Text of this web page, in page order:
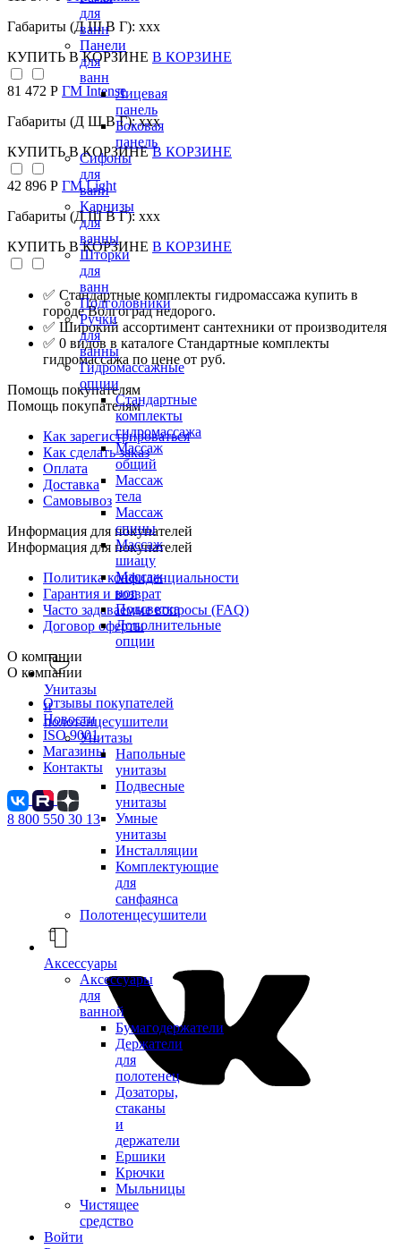
для
ванн
Панели
для
ванн
Лицевая
панель
Боковая
панель
Сифоны
для
ванн
Карнизы
для
ванны
Шторки
для
ванн
Подголовники
Ручки
для
ванны
Гидромассажные
опции
Стандартные
комплекты
гидромассажа
Массаж
общий
Массаж
тела
Массаж
спины
Массаж
шиацу
Массаж
ног
Подсветка
Дополнительные
опции
Унитазы
и
полотенцесушители
Унитазы
Напольные
унитазы
Подвесные
унитазы
Умные
унитазы
Инсталляции
Комплектующие
для
санфаянса
Полотенцесушители
Аксессуары
Аксессуары
для
ванной
Бумагодержатели
Держатели
для
полотенец
Дозаторы,
стаканы
и
держатели
Ершики
Крючки
Мыльницы
Чистящее
средство
Войти
Габариты (Д Ш В Г): xxx
КУПИТЬ В КОРЗИНЕ В КОРЗИНЕ
81 472 Р ГМ Intense
Габариты (Д Ш В Г): xxx
КУПИТЬ В КОРЗИНЕ В КОРЗИНЕ
42 896 Р ГМ Light
Габариты (Д Ш В Г): xxx
КУПИТЬ В КОРЗИНЕ В КОРЗИНЕ
✅ Стандартные комплекты гидромассажа купить в
городе Волгоград недорого.
✅ Широкий ассортимент сантехники от производителя
✅ 0 видов в каталоге Стандартные комплекты
гидромассажа по цене от руб.
Помощь покупателям
Помощь покупателям
Как зарегистрироваться
Как сделать заказ
Оплата
Доставка
Самовывоз
Информация для покупателей
Информация для покупателей
Политика конфиденциальности
Гарантия и возврат
Часто задаваемые вопросы (FAQ)
Договор оферты
О компании
О компании
Отзывы покупателей
Новости
ISO 9001
Магазины
Контакты
8 800 550 30 13